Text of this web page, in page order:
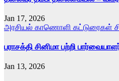
Jan 17, 2026
அரசியல் காணொளி கட்டுரைகள்
பராசக்தி சினிமா பற்றி
Jan 13, 2026